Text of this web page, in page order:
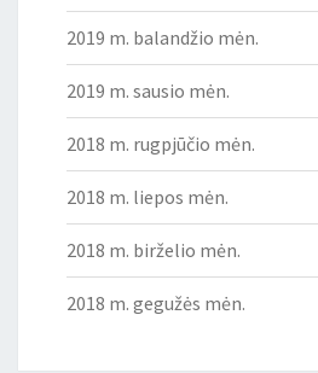
2019 m. balandžio mėn.
2019 m. sausio mėn.
2018 m. rugpjūčio mėn.
2018 m. liepos mėn.
2018 m. birželio mėn.
2018 m. gegužės mėn.